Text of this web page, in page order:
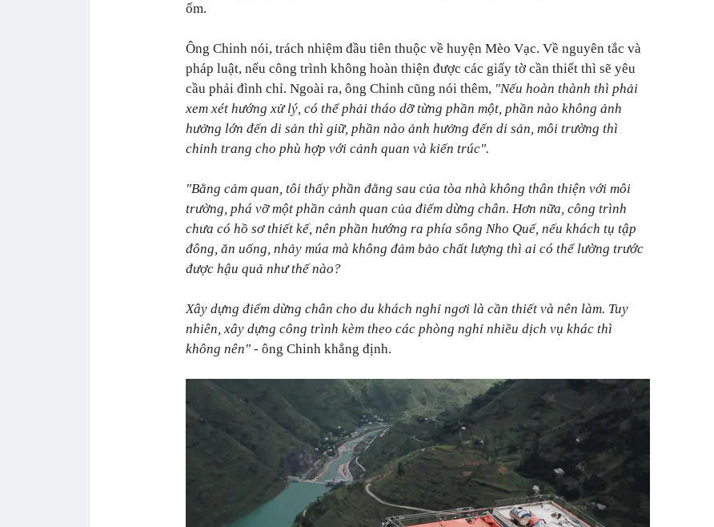
ốm.
Ông Chinh nói, trách nhiệm đầu tiên thuộc về huyện Mèo Vạc. Về nguyên tắc và
pháp luật, nếu công trình không hoàn thiện được các giấy tờ cần thiết thì sẽ yêu
cầu phải đình chỉ. Ngoài ra, ông Chinh cũng nói thêm, "Nếu hoàn thành thì phải
xem xét hướng xử lý, có thể phải tháo dỡ từng phần một, phần nào không ảnh
hưởng lớn đến di sản thì giữ, phần nào ảnh hưởng đến di sản, môi trường thì
chỉnh trang cho phù hợp với cảnh quan và kiến trúc".
"Bằng cảm quan, tôi thấy phần đằng sau của tòa nhà không thân thiện với môi
trường, phá vỡ một phần cảnh quan của điểm dừng chân. Hơn nữa, công trình
chưa có hồ sơ thiết kế, nên phần hướng ra phía sông Nho Quế, nếu khách tụ tập
đông, ăn uống, nhảy múa mà không đảm bảo chất lượng thì ai có thể lường trước
được hậu quả như thế nào?
Xây dựng điểm dừng chân cho du khách nghỉ ngơi là cần thiết và nên làm. Tuy
nhiên, xây dựng công trình kèm theo các phòng nghỉ nhiều dịch vụ khác thì
không nên" - ông Chinh khẳng định.